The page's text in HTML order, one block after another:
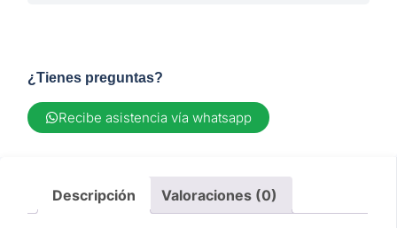
¿Tienes preguntas?
Recibe asistencia vía whatsapp
Descripción Valoraciones (0)